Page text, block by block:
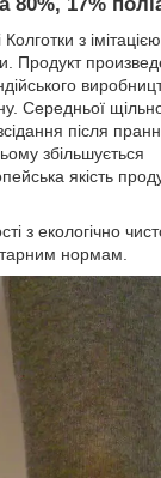
з
Середньої
після
збільшується
якість
з екологічно
нормам.